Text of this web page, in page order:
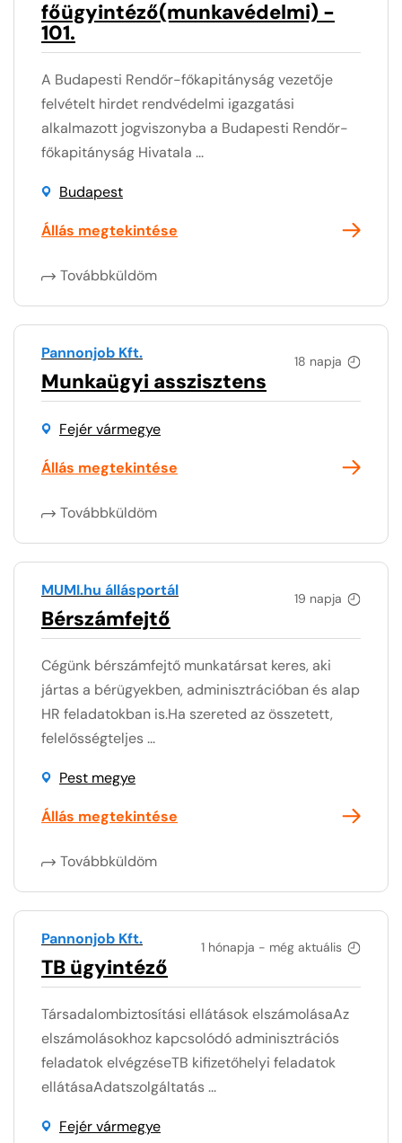
főügyintéző(munkavédelmi) -
101.
A Budapesti Rendőr-főkapitányság vezetője
felvételt hirdet rendvédelmi igazgatási
alkalmazott jogviszonyba a Budapesti Rendőr-
főkapitányság Hivatala ...
Budapest
Állás megtekintése
Továbbküldöm
18 napja
Pannonjob Kft.
Munkaügyi asszisztens
Fejér vármegye
Állás megtekintése
Továbbküldöm
19 napja
MUMI.hu állásportál
Bérszámfejtő
Cégünk bérszámfejtő munkatársat keres, aki
jártas a bérügyekben, adminisztrációban és alap
HR feladatokban is.Ha szereted az összetett,
felelősségteljes ...
Pest megye
Állás megtekintése
Továbbküldöm
1 hónapja - még aktuális
Pannonjob Kft.
TB ügyintéző
Társadalombiztosítási ellátások elszámolásaAz
elszámolásokhoz kapcsolódó adminisztrációs
feladatok elvégzéseTB kifizetőhelyi feladatok
ellátásaAdatszolgáltatás ...
Fejér vármegye